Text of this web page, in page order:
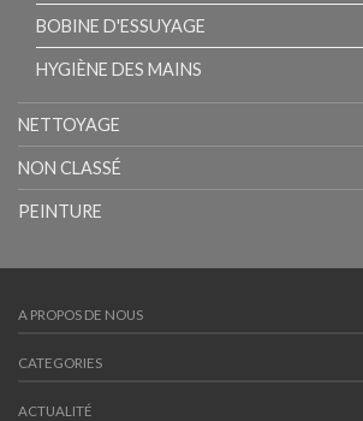
BOBINE D'ESSUYAGE
HYGIÈNE DES MAINS
NETTOYAGE
NON CLASSÉ
PEINTURE
A PROPOS DE NOUS
CATEGORIES
ACTUALITÉ